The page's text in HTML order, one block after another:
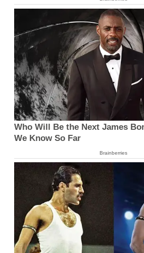
Who Will Be the Next James
We Know So Far
Brainberries